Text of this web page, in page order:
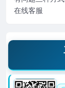
在线客服